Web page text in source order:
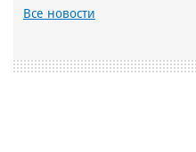
Все новости